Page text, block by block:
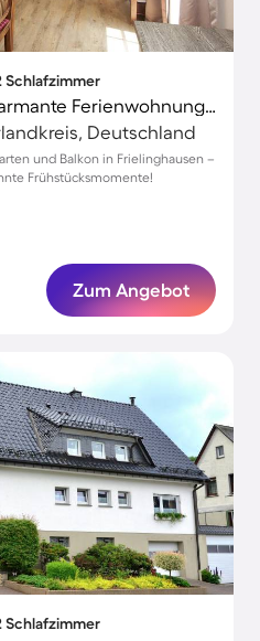
Schlafzimmer
Familienorientierte charmante Ferienwohnung mit Garten, Terrasse und Grill
Deutschland
und Balkon in Frielinghausen –
Frühstücksmomente!
Zum Angebot
Schlafzimmer